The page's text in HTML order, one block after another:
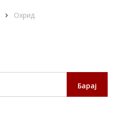
Охрид
Барај